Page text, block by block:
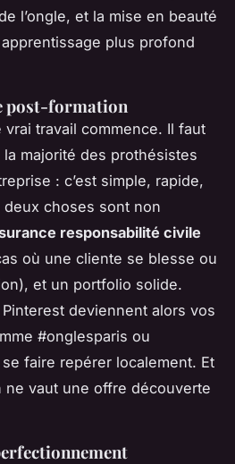
l’ongle, et la mise en beauté
plus profond
post-formation
travail commence. Il faut
majorité des prothésistes
: c’est simple, rapide,
choses sont non
responsabilité civile
où une cliente se blesse ou
et un portfolio solide.
deviennent alors vos
#onglesparis ou
faire repérer localement. Et
ne vaut une offre découverte